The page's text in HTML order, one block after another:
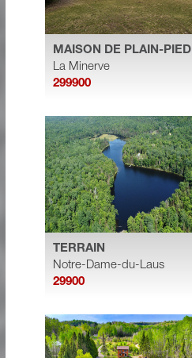
MAISON DE PLAIN-PIED
La Minerve
299900
TERRAIN
Notre-Dame-du-Laus
29900